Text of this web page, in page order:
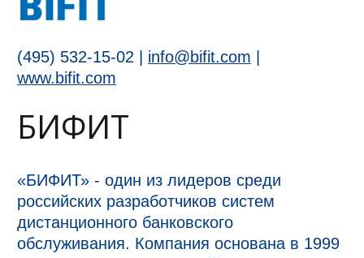
(495) 532-15-02 | info@bifit.com
www.bifit.com
БИФИТ
«БИФИТ» - один из лидеров среди
российских разработчиков систем
дистанционного банковского
обслуживания. Компания основана в 1999